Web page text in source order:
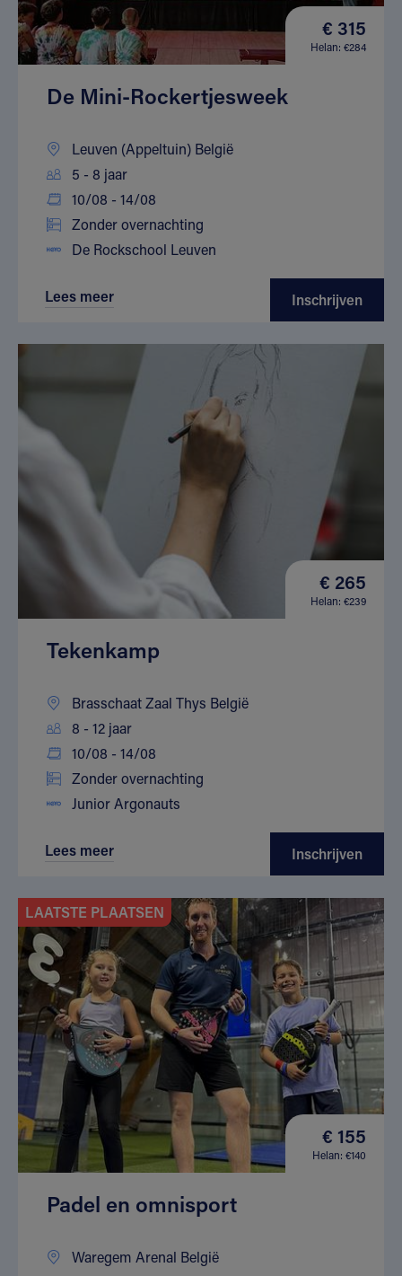
€ 315
Helan: €284
De Mini-Rockertjesweek
Leuven (Appeltuin) België
5 - 8 jaar
10/08 - 14/08
Zonder overnachting
De Rockschool Leuven
Lees meer Inschrijven
€ 265
Helan: €239
Tekenkamp
Brasschaat Zaal Thys België
8 - 12 jaar
10/08 - 14/08
Zonder overnachting
Junior Argonauts
Lees meer Inschrijven
LAATSTE PLAATSEN
€ 155
Helan: €140
Padel en omnisport
Waregem Arenal België